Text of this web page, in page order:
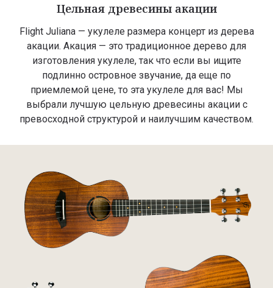
Цельная древесины акации
Flight Juliana — укулеле размера концерт из дерева
акации. Акация — это традиционное дерево для
изготовления укулеле, так что если вы ищите
подлинно островное звучание, да еще по
приемлемой цене, то эта укулеле для вас! Мы
выбрали лучшую цельную древесины акации с
превосходной структурой и наилучшим качеством.